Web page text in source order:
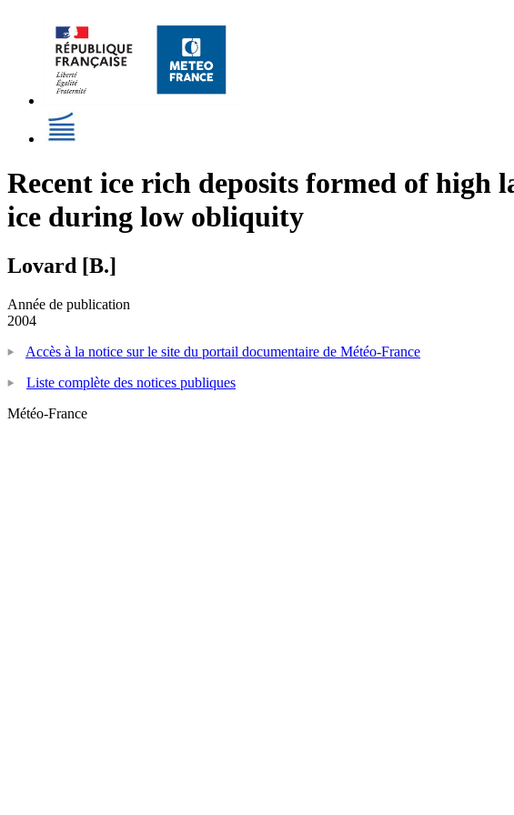
Recent ice rich deposits formed of
ice during low obliquity
Lovard [B.]
Année de publication
2004
Accès à la notice sur le site du portail documentaire de Météo-France
Liste complète des notices publiques
Météo-France